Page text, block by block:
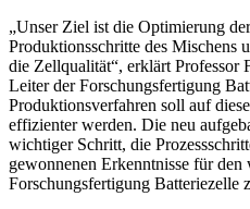
„Unser Ziel ist die Optimierung
Produktionsschritte des Mischens
die Zellqualität“, erklärt Professor
Leiter der Forschungsfertigung
Produktionsverfahren soll auf
effizienter werden. Die neu
wichtiger Schritt, die
gewonnenen Erkenntnisse für
Forschungsfertigung Batteriezelle